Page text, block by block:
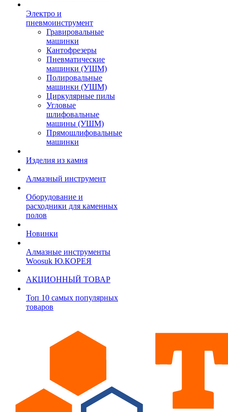
Электро и
пневмоинструмент
Гравировальные
машинки
Кантофрезеры
Пневматические
машинки (УШМ)
Полировальные
машинки (УШМ)
Циркулярные пилы
Угловые
шлифовальные
машины (УШМ)
Прямошлифовальные
машинки
Изделия из камня
Алмазный инструмент
Оборудование и
расходники для каменных
полов
Новинки
Алмазные инструменты
Woosuk Ю.КОРЕЯ
АКЦИОННЫЙ ТОВАР
Топ 10 самых популярных
товаров